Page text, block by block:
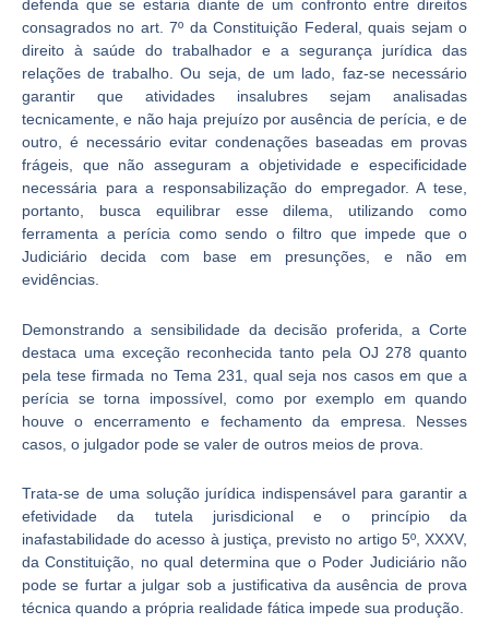
defenda que se estaria diante de um confronto entre direitos
consagrados no art. 7º da Constituição Federal, quais sejam o
direito à saúde do trabalhador e a segurança jurídica das
relações de trabalho. Ou seja, de um lado, faz-se necessário
garantir que atividades insalubres sejam analisadas
tecnicamente, e não haja prejuízo por ausência de perícia, e de
outro, é necessário evitar condenações baseadas em provas
frágeis, que não asseguram a objetividade e especificidade
necessária para a responsabilização do empregador. A tese,
portanto, busca equilibrar esse dilema, utilizando como
ferramenta a perícia como sendo o filtro que impede que o
Judiciário decida com base em presunções, e não em
evidências.
Demonstrando a sensibilidade da decisão proferida, a Corte
destaca uma exceção reconhecida tanto pela OJ 278 quanto
pela tese firmada no Tema 231, qual seja nos casos em que a
perícia se torna impossível, como por exemplo em quando
houve o encerramento e fechamento da empresa. Nesses
casos, o julgador pode se valer de outros meios de prova.
Trata-se de uma solução jurídica indispensável para garantir a
efetividade da tutela jurisdicional e o princípio da
inafastabilidade do acesso à justiça, previsto no artigo 5º, XXXV,
da Constituição, no qual determina que o Poder Judiciário não
pode se furtar a julgar sob a justificativa da ausência de prova
técnica quando a própria realidade fática impede sua produção.